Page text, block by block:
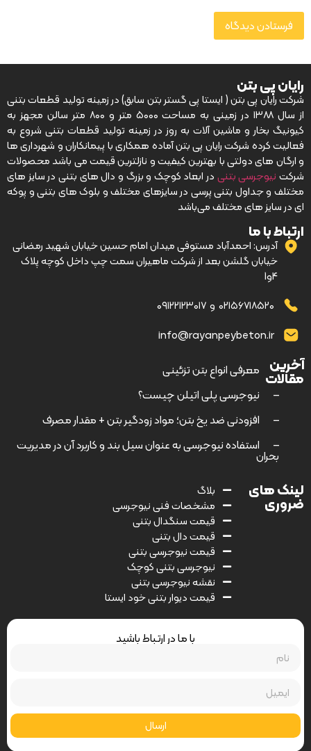
رایان پی بتن
شرکت رایان پی بتن ( ایستا پی گستر بتن سابق) در زمینه تولید قطعات بتنی
از سال ۱۳۸۸ در زمینی به مساحت ۵۰۰۰ متر و ۸۰۰ متر سالن مجهز به
کیونیگ بخار و ماشین آلات به روز در زمینه تولید قطعات بتنی شروع به
فعالیت کرده شرکت رایان پی بتن آماده همکاری با پیمانکاران و شهرداری ها
و ارگان های دولتی با بهترین کیفیت و نازلترین قیمت می باشد محصولات
شرکتنیوجرسی بتنیدر ابعاد کوچک و بزرگ و دال های بتنی در سایز های
مختلف و جداول بتنی پرسی در سایزهای مختلف و بلوک های بتنی و پوکه
ای در سایز های مختلف می‌باشد
ارتباط با ما
آدرس: احمدآباد مستوفی میدان امام حسین خیابان شهید رمضانی
خیابان گلشن بعد از شرکت ماهیران سمت چپ داخل کوچه پلاک
4و1
۰۲۱۵۶۷۱۸۵۲۰ و ۰۹۱۲۲۱۲۳۰۱۷
info@rayanpeybeton.ir
آخرین
مقالات
–
معرفی انواع بتن تزئینی
–
نیوجرسی پلی اتیلن چیست؟
–
افزودنی ضد یخ بتن؛ مواد زودگیر بتن + مقدار مصرف
–
استفاده نیوجرسی به عنوان سیل بند و کاربرد آن در مدیریت
بحران
لینک های
ضروری
بلاگ
مشخصات فنی نیوجرسی
قیمت سنگدال بتنی
قیمت دال بتنی
قیمت نیوجرسی بتنی
نیوجرسی بتنی کوچک
نقشه نیوجرسی بتنی
قیمت دیوار بتنی خود ایستا
با ما در ارتباط باشید
ارسال